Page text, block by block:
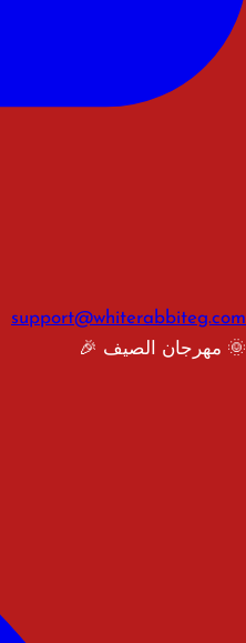
support@whiterabbiteg.com
🌞 مهرجان الصيف 🎉